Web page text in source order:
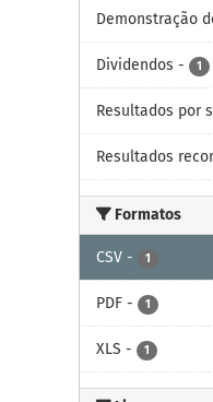
Demonstração
Dividendos - 1
Resultados por
Resultados
Formatos
CSV - 1
PDF - 1
XLS - 1